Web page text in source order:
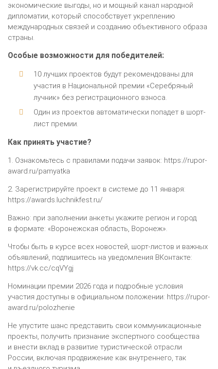
экономические выгоды, но и мощный канал народной
дипломатии, который способствует укреплению
международных связей и созданию объективного образа
страны.
Особые возможности для победителей:
10 лучших проектов будут рекомендованы для
участия в Национальной премии «Серебряный
лучник» без регистрационного взноса.
Один из проектов автоматически попадет в шорт-
лист премии.
Как принять участие?
1. Ознакомьтесь с правилами подачи заявок: https://rupor-
award.ru/pamyatka
2. Зарегистрируйте проект в системе до 11 января:
https://awards.luchnikfest.ru/
Важно: при заполнении анкеты укажите регион и город
в формате: «Воронежская область, Воронеж».
Чтобы быть в курсе всех новостей, шорт-листов и важных
объявлений, подпишитесь на уведомления ВКонтакте:
https://vk.cc/cqVYgj
Номинации премии 2026 года и подробные условия
участия доступны в официальном положении: https://rupor-
award.ru/polozhenie
Не упустите шанс представить свои коммуникационные
проекты, получить признание экспертного сообщества
и внести вклад в развитие туристической отрасли
России, включая продвижение как внутреннего, так